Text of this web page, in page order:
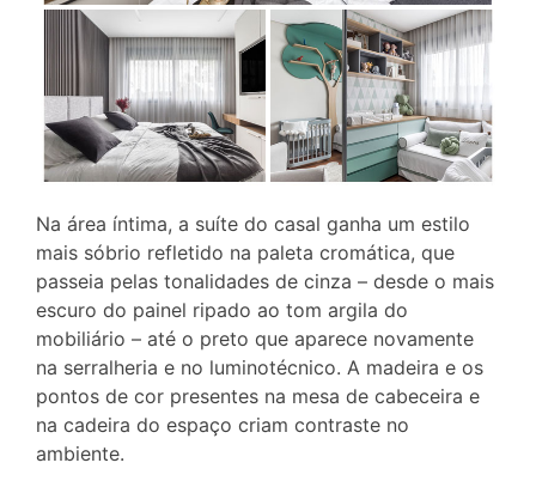
Na área íntima, a suíte do casal ganha um estilo
mais sóbrio refletido na paleta cromática, que
passeia pelas tonalidades de cinza – desde o mais
escuro do painel ripado ao tom argila do
mobiliário – até o preto que aparece novamente
na serralheria e no luminotécnico. A madeira e os
pontos de cor presentes na mesa de cabeceira e
na cadeira do espaço criam contraste no
ambiente.